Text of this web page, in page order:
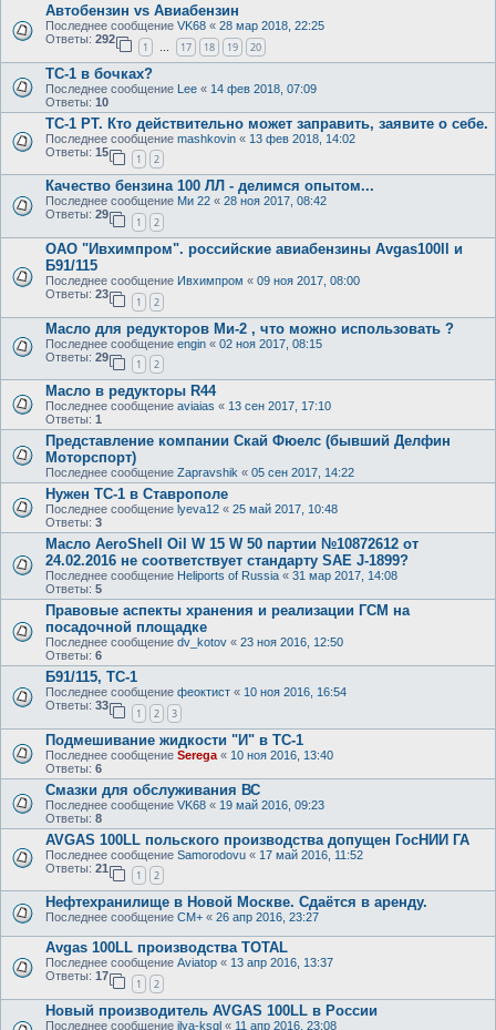
Автобензин vs Авиабензин
Последнее сообщение VK68 « 28 мар 2018, 22:25
Ответы: 292
1 … 17 18 19 20
ТС-1 в бочках?
Последнее сообщение Lee « 14 фев 2018, 07:09
Ответы: 10
ТС-1 РТ. Кто действительно может заправить, заявите о себе.
Последнее сообщение mashkovin « 13 фев 2018, 14:02
Ответы: 15
1 2
Качество бензина 100 ЛЛ - делимся опытом...
Последнее сообщение Ми 22 « 28 ноя 2017, 08:42
Ответы: 29
1 2
ОАО "Ивхимпром". российские авиабензины Avgas100ll и
Б91/115
Последнее сообщение Ивхимпром « 09 ноя 2017, 08:00
Ответы: 23
1 2
Масло для редукторов Ми-2 , что можно использовать ?
Последнее сообщение engin « 02 ноя 2017, 08:15
Ответы: 29
1 2
Масло в редукторы R44
Последнее сообщение aviaias « 13 сен 2017, 17:10
Ответы: 1
Представление компании Скай Фюелс (бывший Делфин
Моторспорт)
Последнее сообщение Zapravshik « 05 сен 2017, 14:22
Нужен ТС-1 в Ставрополе
Последнее сообщение lyeva12 « 25 май 2017, 10:48
Ответы: 3
Масло AeroShell Oil W 15 W 50 партии №10872612 от
24.02.2016 не соответствует стандарту SAE J-1899?
Последнее сообщение Heliports of Russia « 31 мар 2017, 14:08
Ответы: 5
Правовые аспекты хранения и реализации ГСМ на
посадочной площадке
Последнее сообщение dv_kotov « 23 ноя 2016, 12:50
Ответы: 6
Б91/115, ТС-1
Последнее сообщение феоктист « 10 ноя 2016, 16:54
Ответы: 33
1 2 3
Подмешивание жидкости "И" в ТС-1
Последнее сообщение Serega « 10 ноя 2016, 13:40
Ответы: 6
Смазки для обслуживания ВС
Последнее сообщение VK68 « 19 май 2016, 09:23
Ответы: 8
AVGAS 100LL польского производства допущен ГосНИИ ГА
Последнее сообщение Samorodovu « 17 май 2016, 11:52
Ответы: 21
1 2
Нефтехранилище в Новой Москве. Сдаётся в аренду.
Последнее сообщение CM+ « 26 апр 2016, 23:27
Avgas 100LL производства TOTAL
Последнее сообщение Aviatop « 13 апр 2016, 13:37
Ответы: 17
1 2
Новый производитель AVGAS 100LL в России
Последнее сообщение ilya-ksql « 11 апр 2016, 23:08